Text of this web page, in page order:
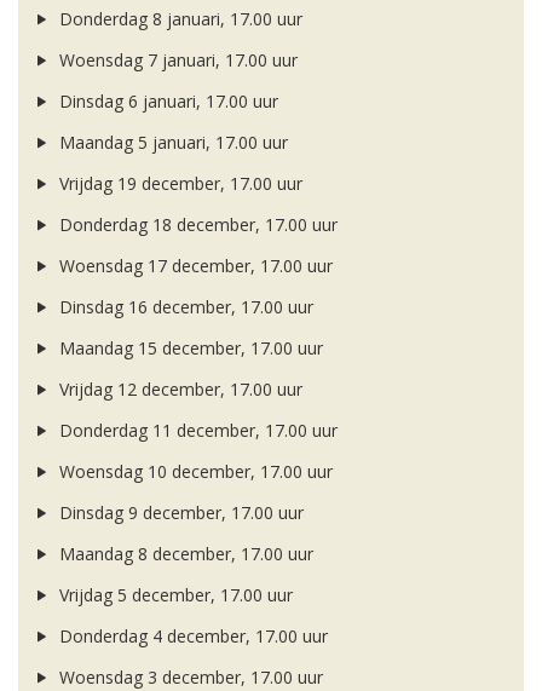
Donderdag 8 januari, 17.00 uur
Woensdag 7 januari, 17.00 uur
Dinsdag 6 januari, 17.00 uur
Maandag 5 januari, 17.00 uur
Vrijdag 19 december, 17.00 uur
Donderdag 18 december, 17.00 uur
Woensdag 17 december, 17.00 uur
Dinsdag 16 december, 17.00 uur
Maandag 15 december, 17.00 uur
Vrijdag 12 december, 17.00 uur
Donderdag 11 december, 17.00 uur
Woensdag 10 december, 17.00 uur
Dinsdag 9 december, 17.00 uur
Maandag 8 december, 17.00 uur
Vrijdag 5 december, 17.00 uur
Donderdag 4 december, 17.00 uur
Woensdag 3 december, 17.00 uur